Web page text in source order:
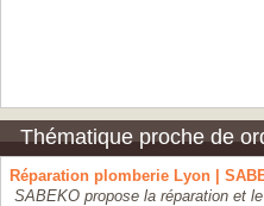
Thématique proche de
Réparation plomberie Lyon |
SABEKO propose la réparation et